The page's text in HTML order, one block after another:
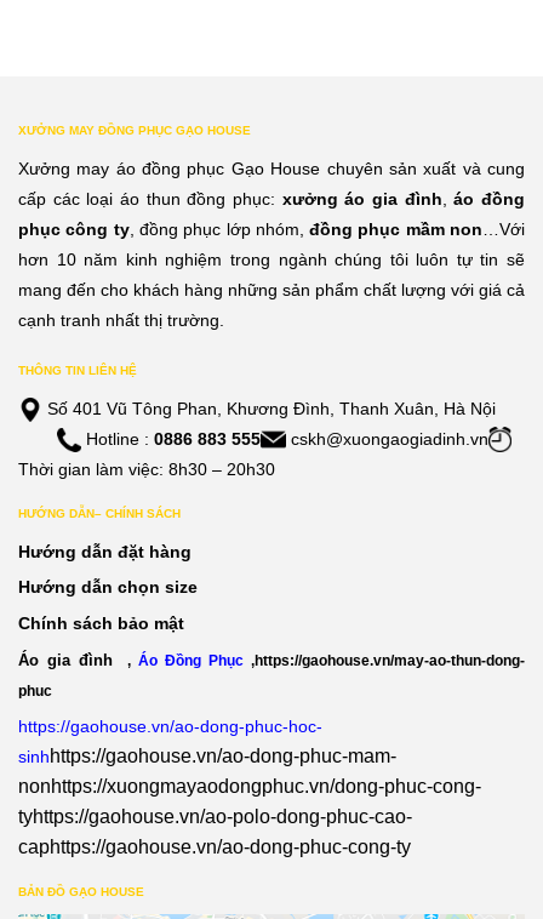
XƯỞNG MAY ĐỒNG PHỤC GẠO HOUSE
Xưởng may áo đồng phục Gạo House chuyên sản xuất và cung
cấp các loại áo thun đồng phục: xưởng áo gia đình ,áo đồng
phục công ty, đồng phục lớp nhóm,đồng phục mầm non …Với
hơn 10 năm kinh nghiệm trong ngành chúng tôi luôn tự tin sẽ
mang đến cho khách hàng những sản phẩm chất lượng với giá cả
cạnh tranh nhất thị trường.
THÔNG TIN LIÊN HỆ
Số 401 Vũ Tông Phan, Khương Đình, Thanh Xuân, Hà Nội
Hotline : 0886 883 555
cskh@xuongaogiadinh.vn
Thời gian làm việc: 8h30 – 20h30
HƯỚNG DẪN– CHÍNH SÁCH
Hướng dẫn đặt hàng
Hướng dẫn chọn size
Chính sách bảo mật
Áo gia đình , Áo Đồng Phục ,https://gaohouse.vn/may-ao-thun-dong-
phuc
https://gaohouse.vn/ao-dong-phuc-hoc-
sinhhttps://gaohouse.vn/ao-dong-phuc-mam-
nonhttps://xuongmayaodongphuc.vn/dong-phuc-cong-
tyhttps://gaohouse.vn/ao-polo-dong-phuc-cao-
caphttps://gaohouse.vn/ao-dong-phuc-cong-ty
BẢN ĐỒ GẠO HOUSE